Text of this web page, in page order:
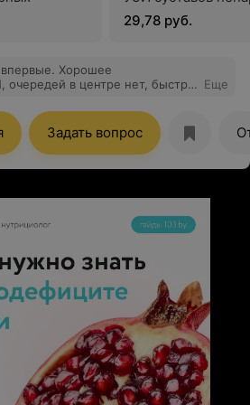
29,78 руб.
Хорошее
очередей в центре нет, быстро
Еще
Задать вопрос